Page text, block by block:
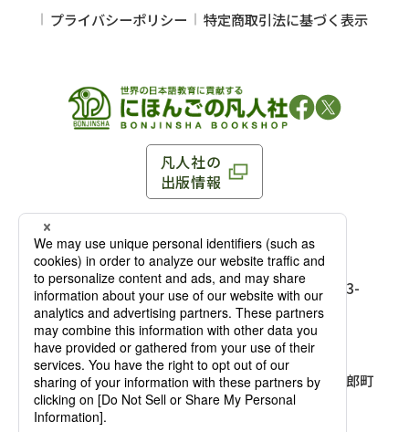
凡人社の
出版情報
〒102-0093 東京都千代田区平河町 1-3-13 8F
TEL：03-3263-3959／FAX：03-3263-3116
麹町店
〒102-0093 東京都千代田区平河町1-3-
13 8F［アクセス］
TEL：03-3239-8673／FAX：03-3263-
3116
大阪店
〒541-0056 大阪府大阪市中央区久太郎町
4-2-10
大西ビルディング 1階［
プライバシーポリシー
特定商取引法に基づく表示